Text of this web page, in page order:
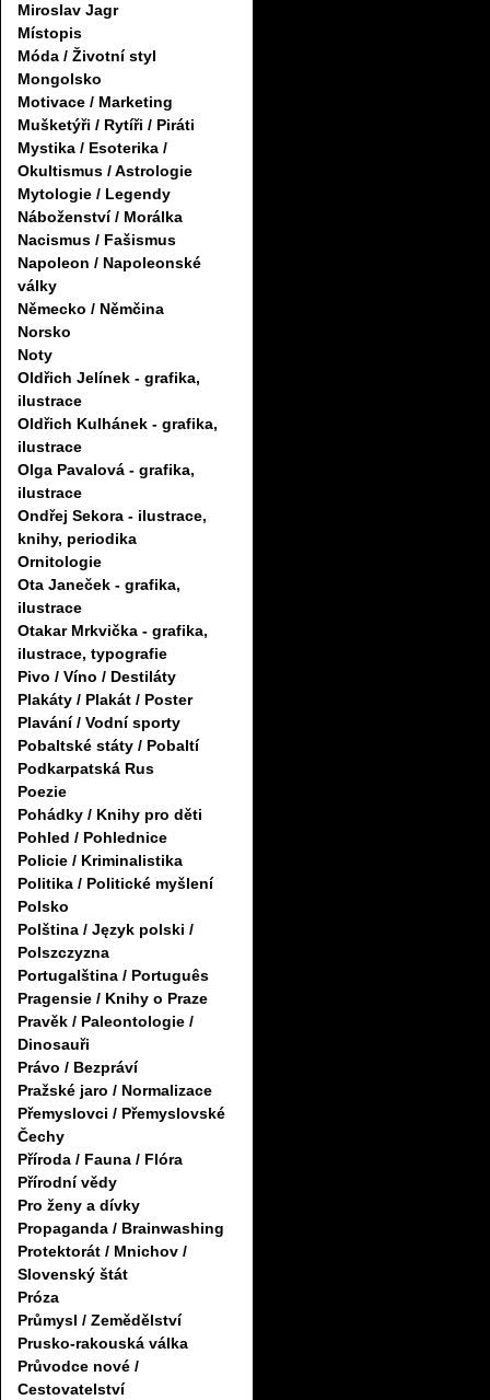
Miroslav Jagr
Místopis
Móda / Životní styl
Mongolsko
Motivace / Marketing
Mušketýři / Rytíři / Piráti
Mystika / Esoterika /
Okultismus / Astrologie
Mytologie / Legendy
Náboženství / Morálka
Nacismus / Fašismus
Napoleon / Napoleonské
války
Německo / Němčina
Norsko
Noty
Oldřich Jelínek - grafika,
ilustrace
Oldřich Kulhánek - grafika,
ilustrace
Olga Pavalová - grafika,
ilustrace
Ondřej Sekora - ilustrace,
knihy, periodika
Ornitologie
Ota Janeček - grafika,
ilustrace
Otakar Mrkvička - grafika,
ilustrace, typografie
Pivo / Víno / Destiláty
Plakáty / Plakát / Poster
Plavání / Vodní sporty
Pobaltské státy / Pobaltí
Podkarpatská Rus
Poezie
Pohádky / Knihy pro děti
Pohled / Pohlednice
Policie / Kriminalistika
Politika / Politické myšlení
Polsko
Polština / Język polski /
Polszczyzna
Portugalština / Português
Pragensie / Knihy o Praze
Pravěk / Paleontologie /
Dinosauři
Právo / Bezpráví
Pražské jaro / Normalizace
Přemyslovci / Přemyslovské
Čechy
Příroda / Fauna / Flóra
Přírodní vědy
Pro ženy a dívky
Propaganda / Brainwashing
Protektorát / Mnichov /
Slovenský štát
Próza
Průmysl / Zemědělství
Prusko-rakouská válka
Průvodce nové /
Cestovatelství